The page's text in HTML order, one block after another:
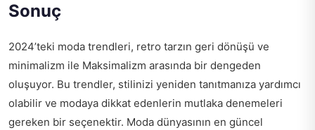
Sonuç
2024’teki moda trendleri, retro tarzın geri dönüşü ve
minimalizm ile Maksimalizm arasında bir dengeden
oluşuyor. Bu trendler, stilinizi yeniden tanıtmanıza yardımcı
olabilir ve modaya dikkat edenlerin mutlaka denemeleri
gereken bir seçenektir. Moda dünyasının en güncel